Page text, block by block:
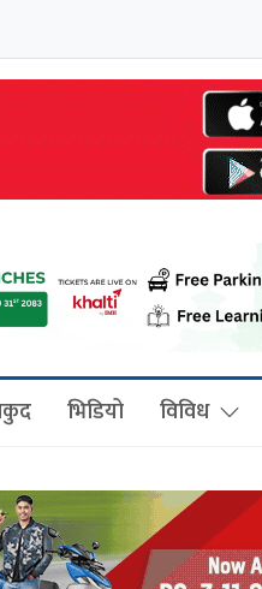
भिडियो विविध